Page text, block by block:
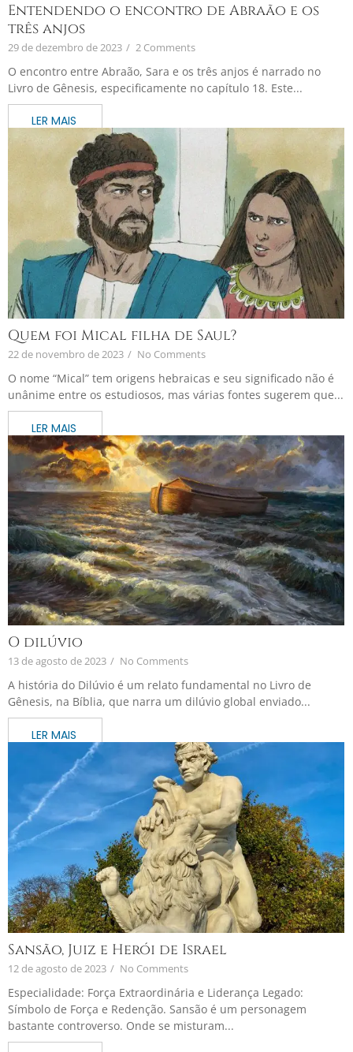
Entendendo o encontro de Abraão e os
três anjos
29 de dezembro de 2023 / 2 Comments
O encontro entre Abraão, Sara e os três anjos é narrado no
Livro de Gênesis, especificamente no capítulo 18. Este...
Quem foi Mical filha de Saul?
22 de novembro de 2023 / No Comments
O nome “Mical” tem origens hebraicas e seu significado não é
unânime entre os estudiosos, mas várias fontes sugerem que...
O dilúvio
13 de agosto de 2023 / No Comments
A história do Dilúvio é um relato fundamental no Livro de
Gênesis, na Bíblia, que narra um dilúvio global enviado...
Sansão, Juiz e Herói de Israel
12 de agosto de 2023 / No Comments
Especialidade: Força Extraordinária e Liderança Legado:
Símbolo de Força e Redenção. Sansão é um personagem
bastante controverso. Onde se misturam...